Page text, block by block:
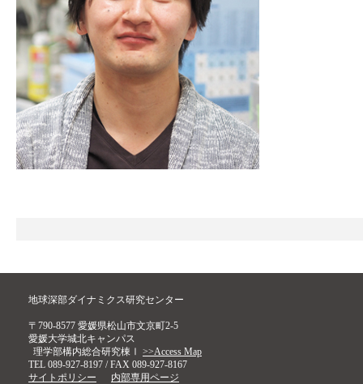
地球深部ダイナミクス研究センター
〒790-8577 愛媛県松山市文京町2-5
愛媛大学城北キャンパス
理学部構内総合研究棟Ⅰ >>Access Map
TEL 089-927-8197 / FAX 089-927-8167
サイトポリシー
内部専用ページ